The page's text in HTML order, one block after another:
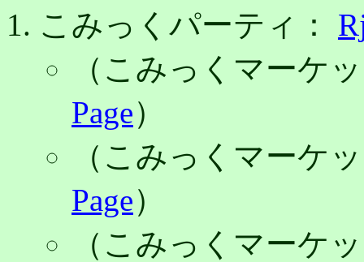
こみっくパーティ：
（こみっくマーケ
Page）
（こみっくマーケ
Page）
（こみっくマーケ